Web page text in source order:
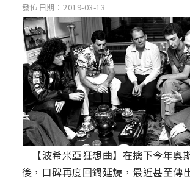
發佈日期：2019-03-13
【波希米亞狂想曲】在擒下今年奧
後，口碑再度回鍋延燒，最近甚至傳